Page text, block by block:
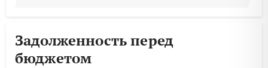
Задолженность перед
бюджетом